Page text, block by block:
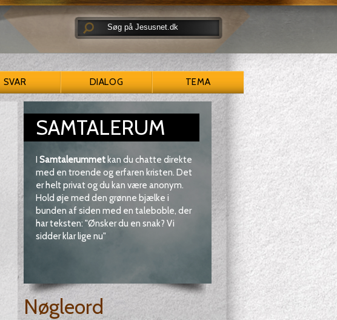
SVAR DIALOG TEMA
SAMTALERUM
I Samtalerummetkan du chatte direkte
med en troende og erfaren kristen. Det
er helt privat og du kan være anonym.
Hold øje med den grønne bjælke i
bunden af siden med en taleboble, der
har teksten: "Ønsker du en snak? Vi
sidder klar lige nu"
Nøgleord